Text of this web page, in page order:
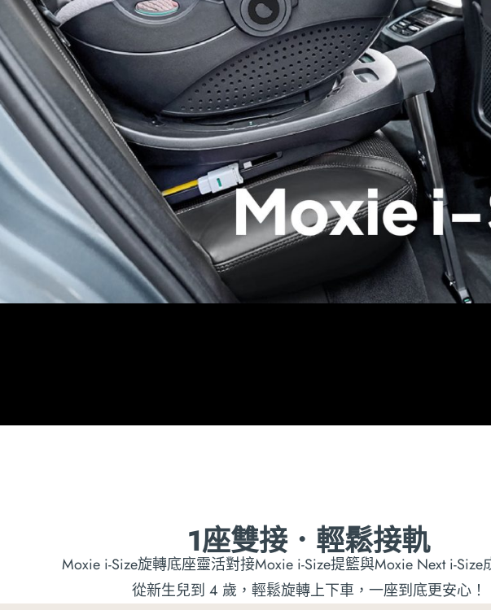
1座雙接．輕鬆接軌
Moxie i-Size旋轉底座靈活對接Moxie i-Size提籃與Moxie Next i-Size
從新生兒到 4 歲，輕鬆旋轉上下車，一座到底更安心！